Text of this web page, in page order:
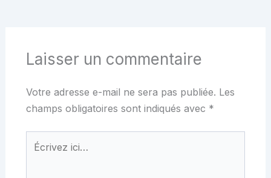
Laisser un commentaire
Votre adresse e-mail ne sera pas publiée. Les
champs obligatoires sont indiqués avec *
Écrivez
ici…